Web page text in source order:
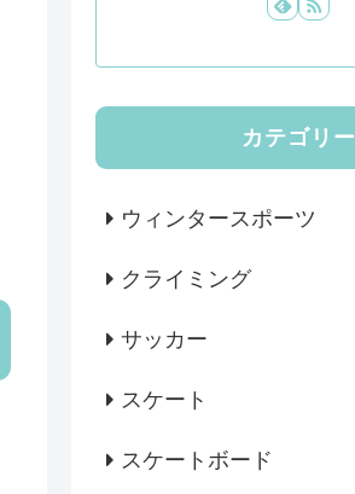
カテゴリー
ウィンタースポーツ
クライミング
サッカー
スケート
スケートボード